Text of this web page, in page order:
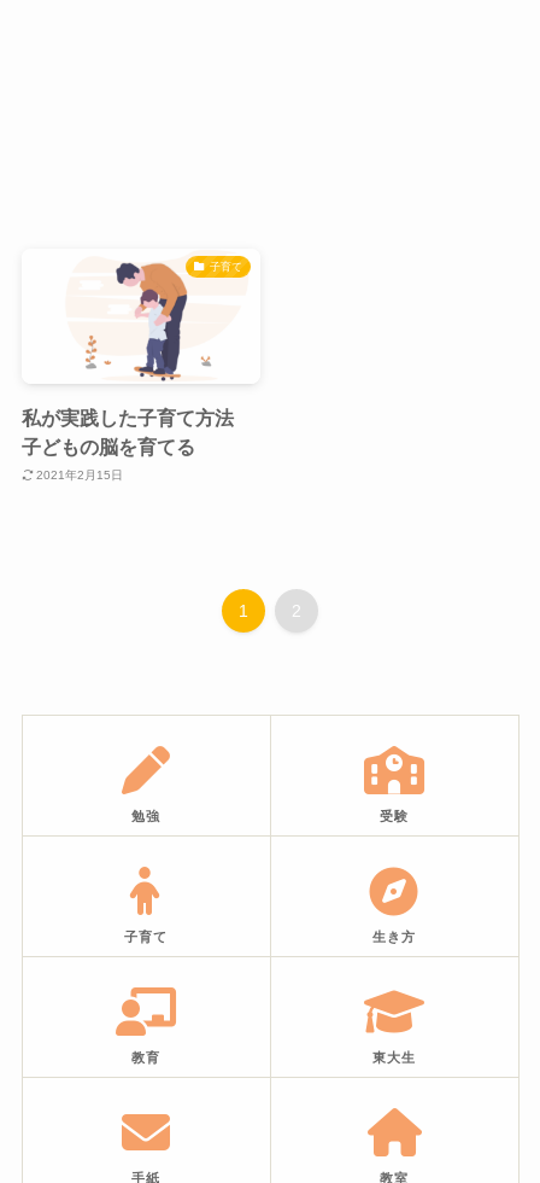
子育て
私が実践した子育て方法
子どもの脳を育てる
2021年2月15日
1 2
勉強 受験
子育て 生き方
教育 東大生
手紙 教室